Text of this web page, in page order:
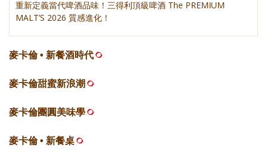
重新定義當代啤酒品味！三得利頂級啤酒 The PREMIUM
MALT’S 2026 質感進化！
麥卡倫 • 新餐酒時代
麥卡倫甜蜜新浪潮
麥卡倫團圓美味學
麥卡倫 • 新餐桌